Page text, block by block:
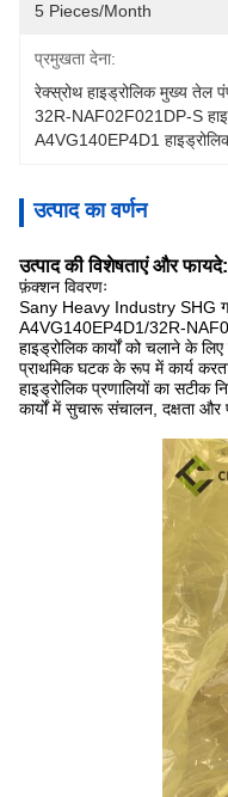
5 Pieces/month
प्रमुखता देना:
रेक्स्रोथ हाइड्रोलिक मुख्य तेल
32R-NAF02F021DP-S
A4VG140EP4D1
उत्पाद का वर्णन
उत्पाद की विशेषताएं और फायदे:
फ़ंक्शन विवरणः
Sany Heavy Industry SHG
A4VG140EP4D1/32R-
हाइड्रोलिक कार्यों को चलाने के
प्राथमिक घटक के रूप में कार्य
हाइड्रोलिक प्रणालियों का सटीक
कार्यों में सुचारू संचालन, दक्षता और